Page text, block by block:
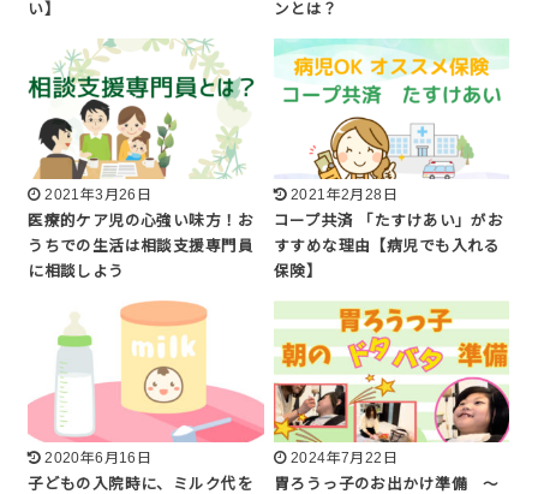
い】
ンとは？
2021年3月26日
医療的ケア児の心強い味方！お
うちでの生活は相談支援専門員
に相談しよう
2021年2月28日
コープ共済 「たすけあい」がお
すすめな理由【病児でも入れる
保険】
2020年6月16日
子どもの入院時に、ミルク代を
2024年7月22日
胃ろうっ子のお出かけ準備 〜